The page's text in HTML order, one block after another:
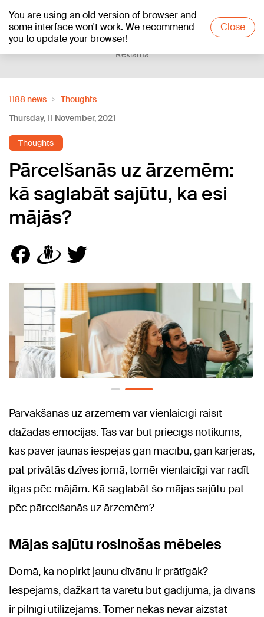
You are using an old version of browser and
some interface won't work. We recommend
you to update your browser!
Close
+16°C
Reklāma
1188 news
Thoughts
Thursday, 11 November, 2021
Thoughts
Pārcelšanās uz ārzemēm:
kā saglabāt sajūtu, ka esi
mājās?
Pārvākšanās uz ārzemēm var vienlaicīgi raisīt
dažādas emocijas. Tas var būt priecīgs notikums,
kas paver jaunas iespējas gan mācību, gan karjeras,
pat privātās dzīves jomā, tomēr vienlaicīgi var radīt
ilgas pēc mājām. Kā saglabāt šo mājas sajūtu pat
pēc pārcelšanās uz ārzemēm?
Mājas sajūtu rosinošas mēbeles
Domā, ka nopirkt jaunu dīvānu ir prātīgāk?
Iespējams, dažkārt tā varētu būt gadījumā, ja dīvāns
ir pilnīgi utilizējams. Tomēr nekas nevar aizstāt